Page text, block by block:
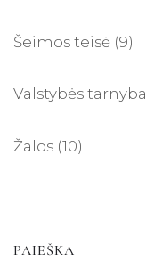
Šeimos teisė (9)
Valstybės tarnyba
Žalos (10)
PAIEŠKA